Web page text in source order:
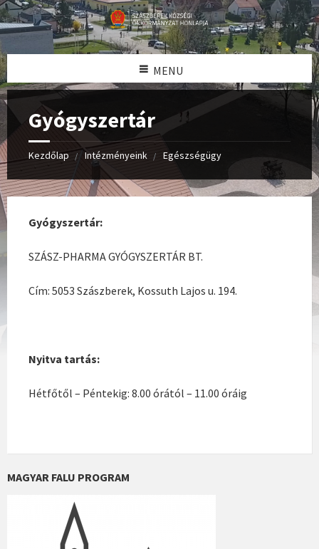
MENU
Gyógyszertár
Kezdőlap Intézményeink Egészségügy
Gyógyszertár:
SZÁSZ-PHARMA GYÓGYSZERTÁR BT.
Cím: 5053 Szászberek, Kossuth Lajos u. 194.
Nyitva tartás:
Hétfőtől – Péntekig: 8.00 órától – 11.00 óráig
MAGYAR FALU PROGRAM